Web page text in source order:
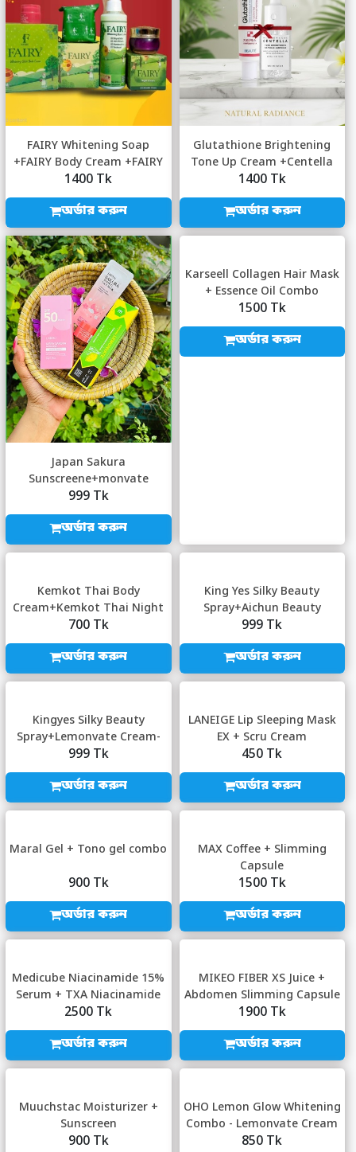
FAIRY Whitening Soap
+FAIRY Body Cream +FAIRY
Whitening Body...
1400 Tk
অর্ডার করুন
Glutathione Brightening
Tone Up Cream +Centella
Tone Brighte...
1400 Tk
অর্ডার করুন
Japan Sakura
Sunscreene+monvate
Creami+Lp Sleeping
MaskS+aku...
999 Tk
অর্ডার করুন
Karseell Collagen Hair Mask
+ Essence Oil Combo
1500 Tk
অর্ডার করুন
Kemkot Thai Body
Cream+Kemkot Thai Night
Cream+Kemkot Thai W...
700 Tk
অর্ডার করুন
King Yes Silky Beauty
Spray+Aichun Beauty
Yogurt Milk Undera...
999 Tk
অর্ডার করুন
Kingyes Silky Beauty
Spray+Lemonvate Cream-
1435
999 Tk
অর্ডার করুন
LANEIGE Lip Sleeping Mask
EX + Scru Cream
450 Tk
অর্ডার করুন
Maral Gel + Tono gel combo
900 Tk
অর্ডার করুন
MAX Coffee + Slimming
Capsule
1500 Tk
অর্ডার করুন
Medicube Niacinamide 15%
Serum + TXA Niacinamide
Capsule Cre...
2500 Tk
অর্ডার করুন
MIKEO FIBER XS Juice +
Abdomen Slimming Capsule
1900 Tk
অর্ডার করুন
Muuchstac Moisturizer +
Sunscreen
900 Tk
OHO Lemon Glow Whitening
Combo - Lemonvate Cream
+ OHO White...
850 Tk